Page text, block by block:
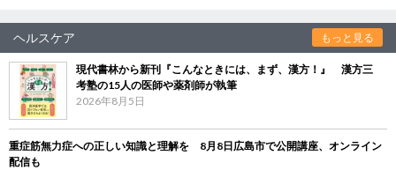
ヘルスケア もっと見る
現代書林から新刊『こんなときには、まず、漢方！』 漢方三
考塾の15人の医師や薬剤師が執筆
2026年8月5日
重症筋無力症への正しい知識と理解を 8月8日広島市で公開講座、オンライン
配信も